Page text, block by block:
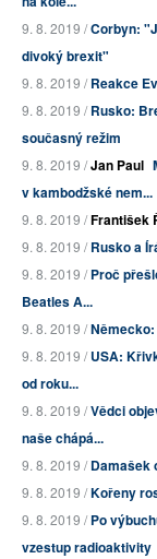
9. 8. 2019 /Corbyn:
divoký brexit"
9. 8. 2019 /Reakce
9. 8. 2019 /Rusko:
současný režim
9. 8. 2019 /Jan Paul
v kambodžské nem...
9. 8. 2019 /František
9. 8. 2019 /Rusko a
9. 8. 2019 /Proč
Beatles A...
9. 8. 2019 /
9. 8. 2019 /USA:
od roku...
9. 8. 2019 /Vědci
naše chápá...
9. 8. 2019 /Damašek
9. 8. 2019 /Kořeny
9. 8. 2019 /Po
vzestup radioaktivity